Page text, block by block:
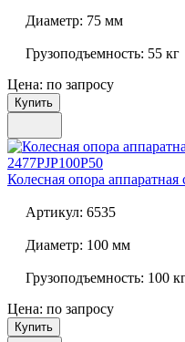
Диаметр: 75 мм
Грузоподъемность: 55 кг
Цена: по запросу
Купить
Колесная опора
Артикул: 6535
Диаметр: 100 мм
Грузоподъемность: 100
Цена: по запросу
Купить